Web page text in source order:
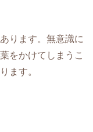
ります。無意識に
をかけてしまうこ
ます。